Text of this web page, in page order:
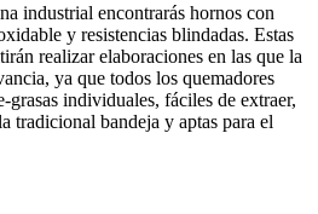
industrial encontrarás hornos con
y resistencias blindadas. Estas
realizar elaboraciones en las que la
ya que todos los quemadores
grasas individuales, fáciles de extraer,
tradicional bandeja y aptas para el